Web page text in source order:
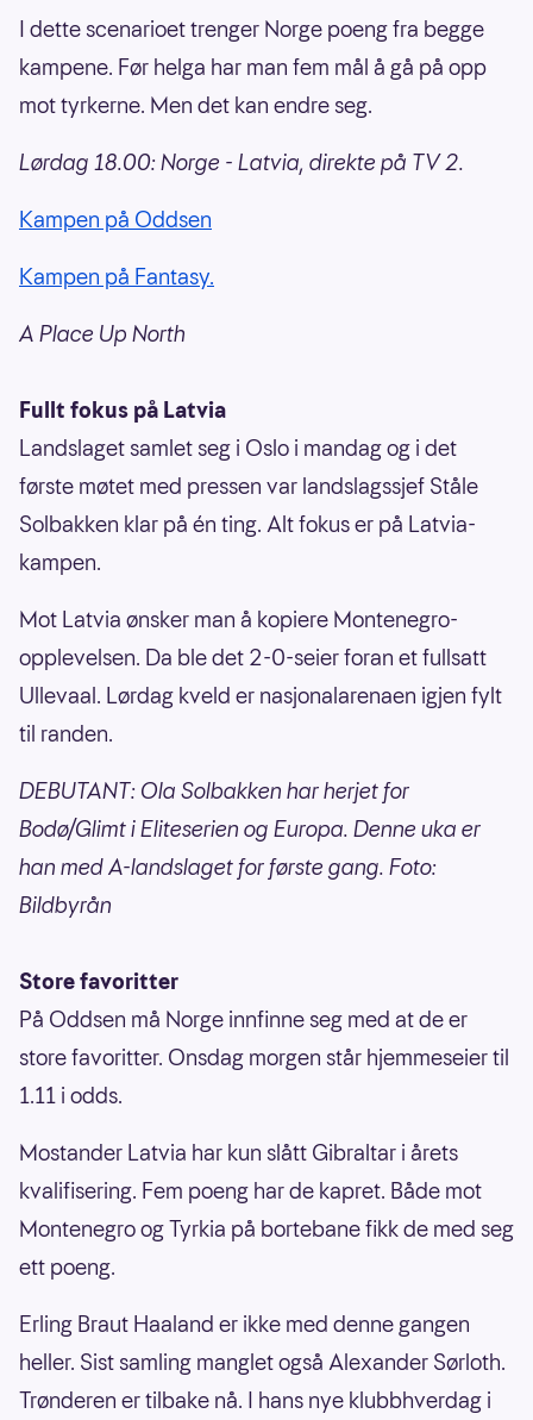
I dette scenarioet trenger Norge poeng fra begge
kampene. Før helga har man fem mål å gå på opp
mot tyrkerne. Men det kan endre seg.
Lørdag 18.00: Norge - Latvia, direkte på TV 2.
Kampen på Oddsen
Kampen på Fantasy.
A Place Up North
Fullt fokus på Latvia
Landslaget samlet seg i Oslo i mandag og i det
første møtet med pressen var landslagssjef Ståle
Solbakken klar på én ting. Alt fokus er på Latvia-
kampen.
Mot Latvia ønsker man å kopiere Montenegro-
opplevelsen. Da ble det 2-0-seier foran et fullsatt
Ullevaal. Lørdag kveld er nasjonalarenaen igjen fylt
til randen.
DEBUTANT: Ola Solbakken har herjet for
Bodø/Glimt i Eliteserien og Europa. Denne uka er
han med A-landslaget for første gang. Foto:
Bildbyrån
Store favoritter
På Oddsen må Norge innfinne seg med at de er
store favoritter. Onsdag morgen står hjemmeseier til
1.11 i odds.
Mostander Latvia har kun slått Gibraltar i årets
kvalifisering. Fem poeng har de kapret. Både mot
Montenegro og Tyrkia på bortebane fikk de med seg
ett poeng.
Erling Braut Haaland er ikke med denne gangen
heller. Sist samling manglet også Alexander Sørloth.
Trønderen er tilbake nå. I hans nye klubbhverdag i